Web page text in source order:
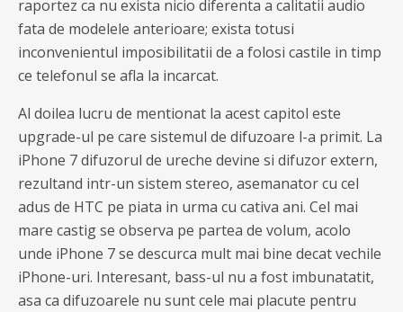
raportez ca nu exista nicio diferenta a calitatii audio
fata de modelele anterioare; exista totusi
inconvenientul imposibilitatii de a folosi castile in timp
ce telefonul se afla la incarcat.
Al doilea lucru de mentionat la acest capitol este
upgrade-ul pe care sistemul de difuzoare l-a primit. La
iPhone 7 difuzorul de ureche devine si difuzor extern,
rezultand intr-un sistem stereo, asemanator cu cel
adus de HTC pe piata in urma cu cativa ani. Cel mai
mare castig se observa pe partea de volum, acolo
unde iPhone 7 se descurca mult mai bine decat vechile
iPhone-uri. Interesant, bass-ul nu a fost imbunatatit,
asa ca difuzoarele nu sunt cele mai placute pentru